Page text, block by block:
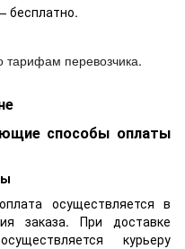
бесплатно.
тарифам перевозчика.
способы оплаты
осуществляется в
заказа. При доставке
курьеру